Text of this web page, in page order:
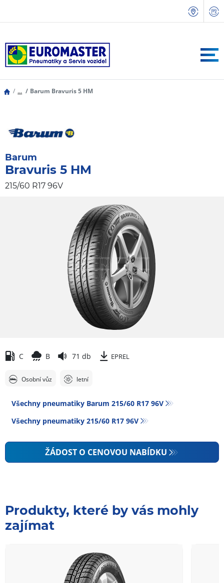
... Barum Bravuris 5 HM
Barum
Bravuris 5 HM
215/60 R17 96V
C B 71 db EPREL
Osobní vůz letní
Všechny pneumatiky Barum 215/60 R17 96V
Všechny pneumatiky‎ 215/60 R17 96V
ŽÁDOST O CENOVOU NABÍDKU
Produkty, které by vás mohly
zajímat